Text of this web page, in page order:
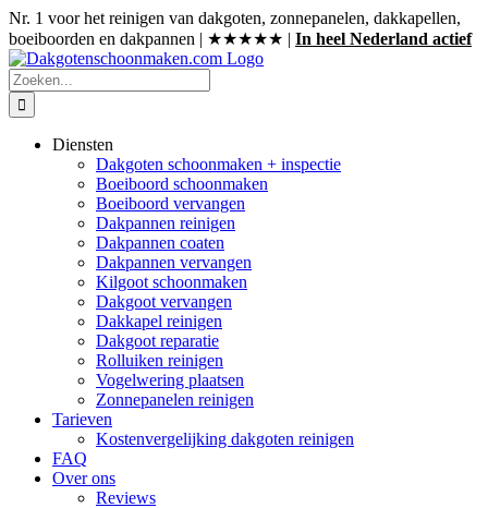
Ga
naar
inhoud
Nr. 1 voor het reinigen van dakgoten, zonnepanelen, dakkapellen,
boeiboorden en dakpannen | ★★★★★ | In heel Nederland actief
Zoeken
naar:
Diensten
Dakgoten schoonmaken + inspectie
Boeiboord schoonmaken
Boeiboord vervangen
Dakpannen reinigen
Dakpannen coaten
Dakpannen vervangen
Kilgoot schoonmaken
Dakgoot vervangen
Dakkapel reinigen
Dakgoot reparatie
Rolluiken reinigen
Vogelwering plaatsen
Zonnepanelen reinigen
Tarieven
Kostenvergelijking dakgoten reinigen
FAQ
Over ons
Reviews